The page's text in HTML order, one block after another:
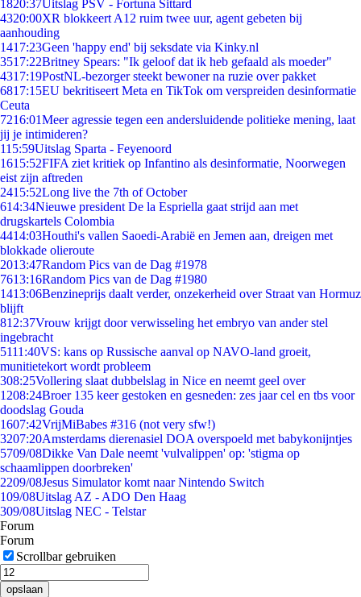
1820:37Uitslag PSV - Fortuna Sittard
4320:00XR blokkeert A12 ruim twee uur, agent gebeten bij
aanhouding
1417:23Geen 'happy end' bij seksdate via Kinky.nl
3517:22Britney Spears: "Ik geloof dat ik heb gefaald als moeder"
4317:19PostNL-bezorger steekt bewoner na ruzie over pakket
6817:15EU bekritiseert Meta en TikTok om verspreiden desinformatie
Ceuta
7216:01Meer agressie tegen een andersluidende politieke mening, laat
jij je intimideren?
115:59Uitslag Sparta - Feyenoord
1615:52FIFA ziet kritiek op Infantino als desinformatie, Noorwegen
eist zijn aftreden
2415:52Long live the 7th of October
614:34Nieuwe president De la Espriella gaat strijd aan met
drugskartels Colombia
4414:03Houthi's vallen Saoedi-Arabië en Jemen aan, dreigen met
blokkade olieroute
2013:47Random Pics van de Dag #1978
7613:16Random Pics van de Dag #1980
1413:06Benzineprijs daalt verder, onzekerheid over Straat van Hormuz
blijft
812:37Vrouw krijgt door verwisseling het embryo van ander stel
ingebracht
5111:40VS: kans op Russische aanval op NAVO-land groeit,
munitietekort wordt probleem
308:25Vollering slaat dubbelslag in Nice en neemt geel over
1208:24Broer 135 keer gestoken en gesneden: zes jaar cel en tbs voor
doodslag Gouda
1607:42VrijMiBabes #316 (not very sfw!)
3207:20Amsterdams dierenasiel DOA overspoeld met babykonijntjes
5709/08Dikke Van Dale neemt 'vulvalippen' op: 'stigma op
schaamlippen doorbreken'
2209/08Jesus Simulator komt naar Nintendo Switch
109/08Uitslag AZ - ADO Den Haag
309/08Uitslag NEC - Telstar
Forum
Forum
Scrollbar gebruiken
opslaan